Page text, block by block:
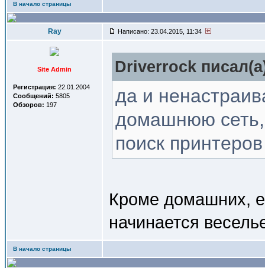
В начало страницы
Ray Написано: 23.04.2015, 11:34
Site Admin
Регистрация: 22.01.2004
Сообщений: 5805
Обзоров: 197
Driverrock
да и
домашнюю сеть,
поиск
Кроме домашних,
начинается
В начало страницы